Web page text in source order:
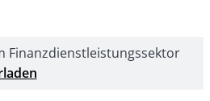
Finanzdienstleistungssektor